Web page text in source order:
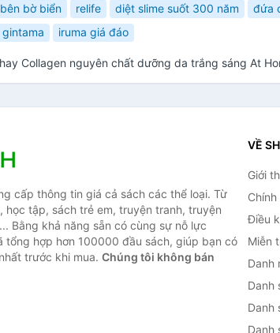
bờ biển relife diệt slime suốt 300 năm đứa
gintama iruma giá đáo
Collagen nguyên chất dưỡng da trắng sáng At
cấp thông tin giá cả sách các thể loại. Từ
học tập, sách trẻ em, truyện tranh, truyện
Bằng khả năng sẵn có cùng sự nỗ lực
tổng hợp hơn 100000 đầu sách, giúp bạn có
trước khi mua. Chúng tôi không bán
VỀ
Giới
Điều
Miễn
Danh
Danh
Danh
Danh